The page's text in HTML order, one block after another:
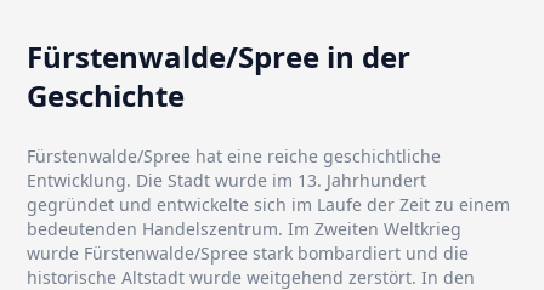
Fürstenwalde/Spree in der
Geschichte
Fürstenwalde/Spree hat eine reiche geschichtliche
Entwicklung. Die Stadt wurde im 13. Jahrhundert
gegründet und entwickelte sich im Laufe der Zeit zu einem
bedeutenden Handelszentrum. Im Zweiten Weltkrieg
wurde Fürstenwalde/Spree stark bombardiert und die
historische Altstadt wurde weitgehend zerstört. In den